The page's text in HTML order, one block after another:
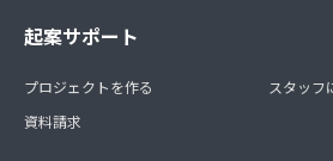
起案サポート
プロジェクトを作る
資料請求
スタッフ